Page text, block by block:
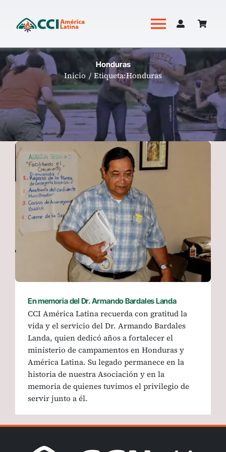
contenido
Toggle
Academia
Productos
Revista Hoguera
Honduras
Inicio Etiqueta:Honduras
En memoria del Dr. Armando Bardales Landa
CCI América Latina recuerda con gratitud la
vida y el servicio del Dr. Armando Bardales
Landa, quien dedicó años a fortalecer el
ministerio de campamentos en Honduras y
América Latina. Su legado permanece en la
historia de nuestra Asociación y en la
memoria de quienes tuvimos el privilegio de
servir junto a él.